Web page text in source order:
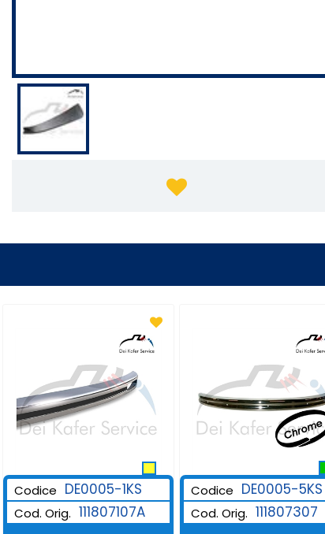
Codice DE0005-1KS
Cod. Orig. 111807107A
Codice DE0005-5KS
Cod. Orig. 111807307